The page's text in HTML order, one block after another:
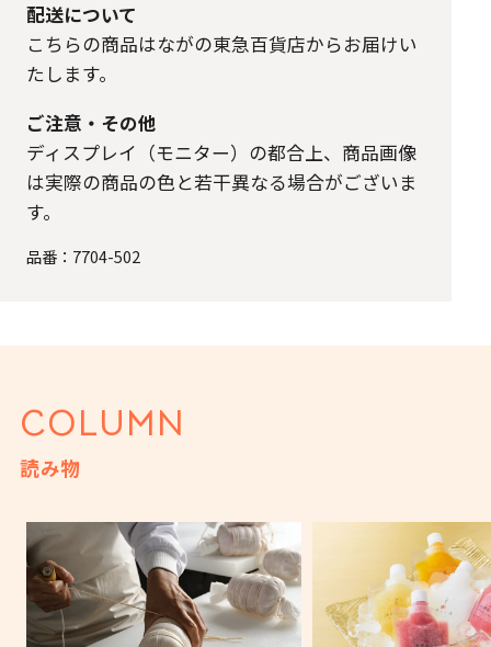
配送について
こちらの商品はながの東急百貨店からお届けい
たします。
ご注意・その他
ディスプレイ（モニター）の都合上、商品画像
は実際の商品の色と若干異なる場合がございま
す。
品番： 7704-502
COLUMN
読み物